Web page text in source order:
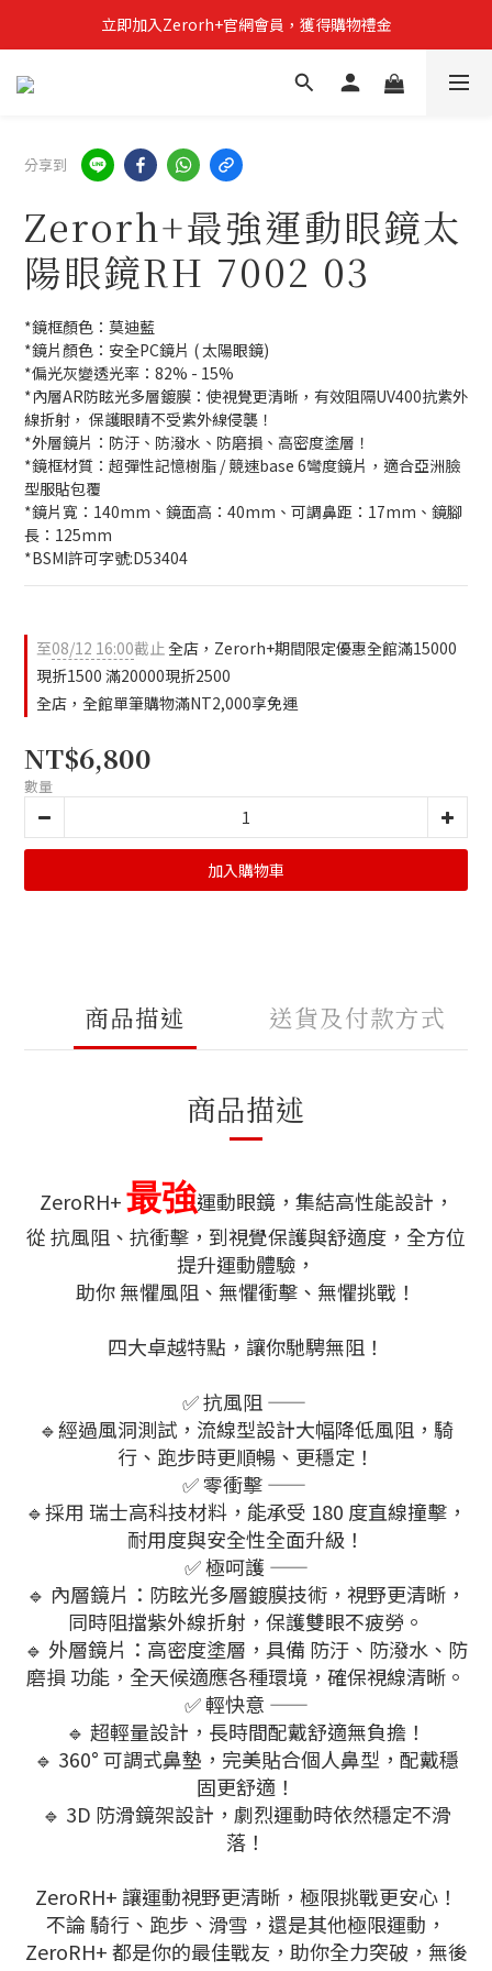
立即加入Zerorh+官網會員，獲得購物禮金
立即加入Zerorh+官網會員，獲得購物禮金
Zerorh+期間限定優惠全館滿15000折1500滿20000折2500
分享到
Zerorh+最強運動眼鏡太
陽眼鏡RH 7002 03
*鏡框顏色：莫迪藍
*鏡片顏色：安全PC鏡片 ( 太陽眼鏡)
*偏光灰變透光率：82% - 15%
*內層AR防眩光多層鍍膜：使視覺更清晰，有效阻隔UV400抗紫外
線折射， 保護眼睛不受紫外線侵襲！
*外層鏡片：防汙、防潑水、防磨損、高密度塗層！
*鏡框材質：超彈性記憶樹脂 / 競速base 6彎度鏡片，適合亞洲臉
型服貼包覆
*鏡片寬：140mm、鏡面高：40mm、可調鼻距：17mm、鏡腳
長：125mm
*BSMI許可字號:D53404
至08/12 16:00截止全店，Zerorh+期間限定優惠全館滿15000
現折1500 滿20000現折2500
全店，全館單筆購物滿NT2,000享免運
NT$6,800
數量
加入購物車
商品描述 送貨及付款方式
商品描述
ZeroRH+最強運動眼鏡，集結高性能設計，
從 抗風阻、抗衝擊，到視覺保護與舒適度，全方位
提升運動體驗，
助你 無懼風阻、無懼衝擊、無懼挑戰！
四大卓越特點，讓你馳騁無阻！
✅ 抗風阻 ——
🔹經過風洞測試，流線型設計大幅降低風阻，騎
行、跑步時更順暢、更穩定！
✅ 零衝擊 ——
🔹採用 瑞士高科技材料，能承受 180 度直線撞擊，
耐用度與安全性全面升級！
✅ 極呵護 ——
🔹 內層鏡片：防眩光多層鍍膜技術，視野更清晰，
同時阻擋紫外線折射，保護雙眼不疲勞。
🔹 外層鏡片：高密度塗層，具備 防汙、防潑水、防
磨損 功能，全天候適應各種環境，確保視線清晰。
✅ 輕快意 ——
🔹 超輕量設計，長時間配戴舒適無負擔！
🔹 360° 可調式鼻墊，完美貼合個人鼻型，配戴穩
固更舒適！
🔹 3D 防滑鏡架設計，劇烈運動時依然穩定不滑
落！
ZeroRH+ 讓運動視野更清晰，極限挑戰更安心！
不論 騎行、跑步、滑雪，還是其他極限運動，
ZeroRH+ 都是你的最佳戰友，助你全力突破，無後